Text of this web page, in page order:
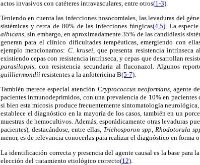
actos invasivos con catéteres intravasculares, entre otros(1-3).
Teniendo en cuenta las infecciones nosocomiales, las levaduras del
sistémicas y cerca de 80% de las infecciones fúngicas(4,5). La
albicans, sin embargo, en aproximadamente 35% de las candidiasis
generan para el clínico dificultades terapéuticas, emergiendo con
ejemplo mencionamos: C. krusei, que presenta resistencia intrínseca
existiendo cepas con resistencia intrínseca, y cepas que desarrollan
parasilopsis, con resistencia secundaria al fluconazol. Algunos
guilliermondii resistentes a la anfotericina B(5-7).
También merece especial atención Cryptococcus neoformans, agente
pacientes inmunodeprimidos, con una prevalencia de 10% en
si bien esta micosis produce frecuentemente sintomatología
establece el diagnóstico en la mayoría de los casos, también en un
muestras de hemocultivos. Además, esporádicamente otras levaduras
pacientes), destacándose, entre ellas, Trichosporon spp, Rhodotorula
menor, es de relevancia conocerlas para realizar el diagnóstico en forma
La identificación correcta y presencia del agente causal es la base para
elección del tratamiento etiológico correcto(12)